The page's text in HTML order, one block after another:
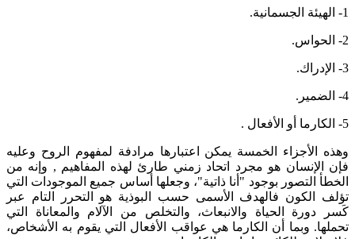
1- الهيئة الجسمانية.
2- الحواس.
3- الإدراك.
4- الضمير.
5- الكارما أو الأفعال .
وهذه الأجزاء الخمسة يمكن اعتبارها مرادفة لمفهوم الروح وعليه
فإن الإنسان هو مجرد اتحاد زمني طارئ لهذه المفاهيم , وإنه من
الخطأ التصور بوجود "أنا ذاتية"، وجعلها أساس جميع الموجودات التي
تؤلف الكون فالهدف الأسمى حسب البوذية هو التحرر التام عبر
كَسر دورة الحياة والانبعاث، والتخلص من الآلام والمعاناة التي
تحملها. وبما أن الكارما هي عواقب الأفعال التي يقوم به الأشخاص،